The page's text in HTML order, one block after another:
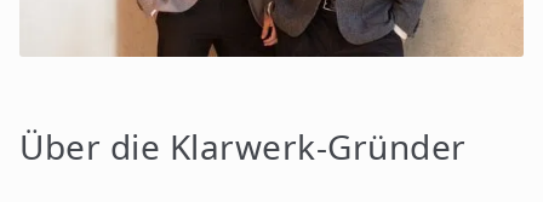
Über die Klarwerk-Gründer